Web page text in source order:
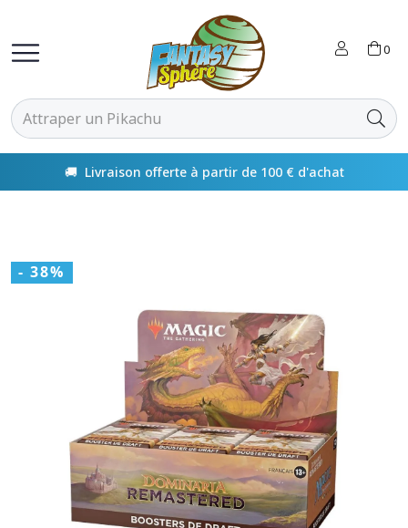
0
🚚 Livraison offerte à partir de 100 € d'achat
- 38%
Previous